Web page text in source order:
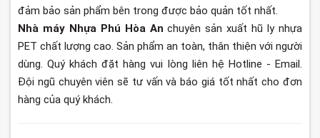
đảm bảo sản phẩm bên trong được bảo quản tốt nhất.
Nhà máy Nhựa Phú Hòa An chuyên sản xuất hũ ly nhựa
PET chất lượng cao. Sản phẩm an toàn, thân thiện với người
dùng. Quý khách đặt hàng vui lòng liên hệ Hotline - Email.
Đội ngũ chuyên viên sẽ tư vấn và báo giá tốt nhất cho đơn
hàng của quý khách.